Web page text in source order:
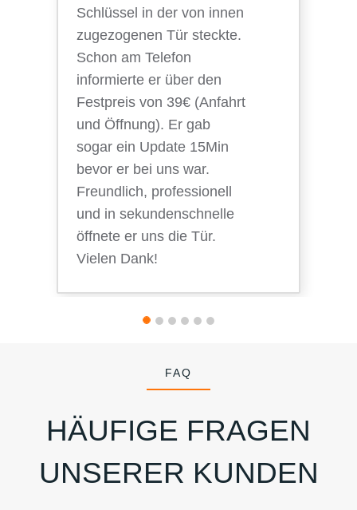
Schlüssel in der von innen
zugezogenen Tür steckte.
Schon am Telefon
informierte er über den
Festpreis von 39€ (Anfahrt
und Öffnung). Er gab
sogar ein Update 15Min
bevor er bei uns war.
Freundlich, professionell
und in sekundenschnelle
öffnete er uns die Tür.
Vielen Dank!
FAQ
HÄUFIGE FRAGEN
UNSERER KUNDEN